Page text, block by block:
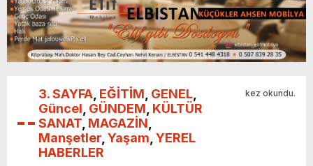
3. SAYFA EĞİTİM GENEL
Güncel GÜNDEM KÜLTÜR
SANAT MAGAZİN
Manşetler Yaşam YEREL
HABERLER
kez okundu.